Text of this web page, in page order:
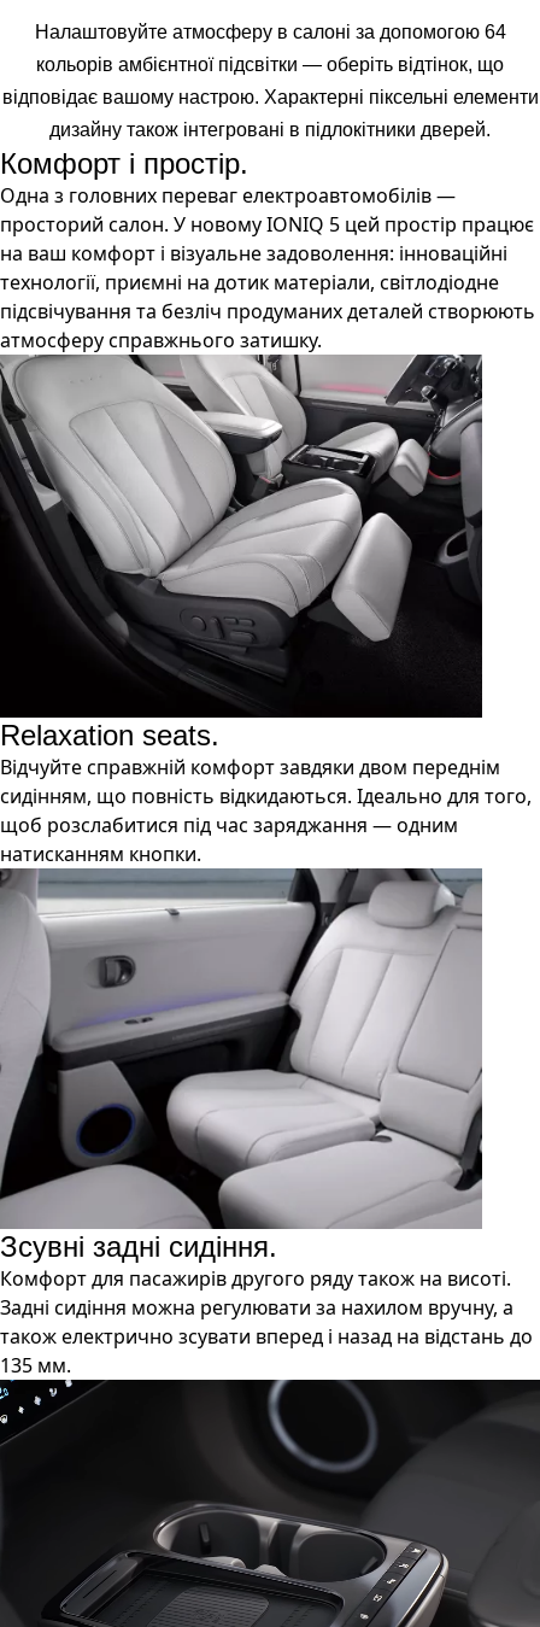
Налаштовуйте атмосферу в салоні за допомогою 64
кольорів амбієнтної підсвітки — оберіть відтінок, що
відповідає вашому настрою. Характерні піксельні елементи
дизайну також інтегровані в підлокітники дверей.
Комфорт і простір.
Одна з головних переваг електроавтомобілів —
просторий салон. У новому IONIQ 5 цей простір працює
на ваш комфорт і візуальне задоволення: інноваційні
технології, приємні на дотик матеріали, світлодіодне
підсвічування та безліч продуманих деталей створюють
атмосферу справжнього затишку.
Relaxation seats.
Відчуйте справжній комфорт завдяки двом переднім
сидінням, що повність відкидаються. Ідеально для того,
щоб розслабитися під час заряджання — одним
натисканням кнопки.
Зсувні задні сидіння.
Комфорт для пасажирів другого ряду також на висоті.
Задні сидіння можна регулювати за нахилом вручну, а
також електрично зсувати вперед і назад на відстань до
135 мм.